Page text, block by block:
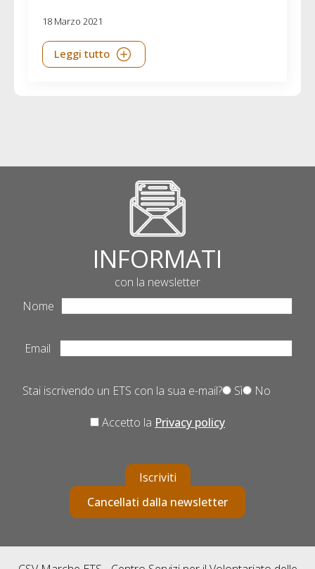
18 Marzo 2021
Leggi tutto
INFORMATI
con la newsletter
Nome
Email
Stai iscrivendo un ETS con la sua e-mail? Sì No
Accetto la Privacy policy
Iscriviti
Cancellati dalla newsletter